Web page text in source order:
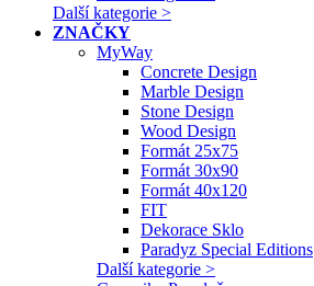
Další kategorie >
ZNAČKY
MyWay
Concrete Design
Marble Design
Stone Design
Wood Design
Formát 25x75
Formát 30x90
Formát 40x120
FIT
Dekorace Sklo
Paradyz Special Editions
Další kategorie >